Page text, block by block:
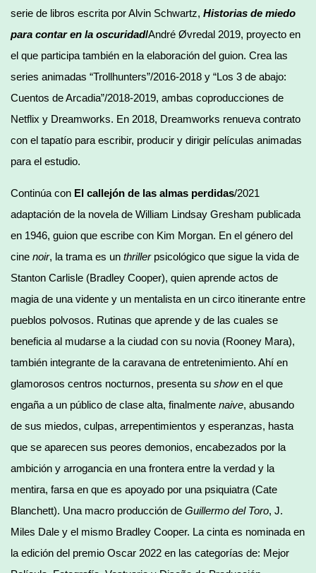
serie de libros escrita por Alvin Schwartz, Historias de miedo
para contar en la oscuridad/André Øvredal 2019, proyecto en
el que participa también en la elaboración del guion. Crea las
series animadas “Trollhunters”/2016-2018 y “Los 3 de abajo:
Cuentos de Arcadia”/2018-2019, ambas coproducciones de
Netflix y Dreamworks. En 2018, Dreamworks renueva contrato
con el tapatío para escribir, producir y dirigir películas animadas
para el estudio.
Continúa con El callejón de las almas perdidas/2021
adaptación de la novela de William Lindsay Gresham publicada
en 1946, guion que escribe con Kim Morgan. En el género del
cine noir, la trama es un thrillerpsicológico que sigue la vida de
Stanton Carlisle (Bradley Cooper), quien aprende actos de
magia de una vidente y un mentalista en un circo itinerante entre
pueblos polvosos. Rutinas que aprende y de las cuales se
beneficia al mudarse a la ciudad con su novia (Rooney Mara),
también integrante de la caravana de entretenimiento. Ahí en
glamorosos centros nocturnos, presenta su showen el que
engaña a un público de clase alta, finalmente naive, abusando
de sus miedos, culpas, arrepentimientos y esperanzas, hasta
que se aparecen sus peores demonios, encabezados por la
ambición y arrogancia en una frontera entre la verdad y la
mentira, farsa en que es apoyado por una psiquiatra (Cate
Blanchett). Una macro producción de Guillermo del Toro, J.
Miles Dale y el mismo Bradley Cooper. La cinta es nominada en
la edición del premio Oscar 2022 en las categorías de: Mejor